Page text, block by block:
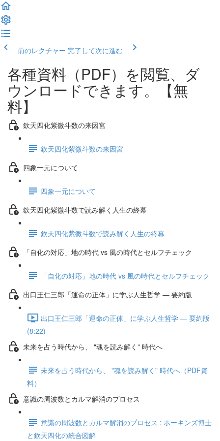
前のレクチャー 完了して次に進む
各種資料（PDF）を閲覧、ダ
ウンロードできます。【無
料】
欽天四化紫微斗数の来因宮
欽天四化紫微斗数の来因宮
四象一元について
四象一元について
欽天四化紫微斗数で読み解く人生の終幕
欽天四化紫微斗数で読み解く人生の終幕
「自化の対応」地の時代 vs 風の時代とセルフチェック
「自化の対応」地の時代 vs 風の時代とセルフチェック
出口王仁三郎「運命の正体」に学ぶ人生哲学 ― 要約版
出口王仁三郎「運命の正体」に学ぶ人生哲学 ― 要約版
(8:22)
未来を占う時代から、 "魂を読み解く" 時代へ
未来を占う時代から、 "魂を読み解く" 時代へ（PDF資
料）
意識の周波数とカルマ解消のプロセス
意識の周波数とカルマ解消のプロセス : ホーキンズ博士
と欽天四化の統合図解